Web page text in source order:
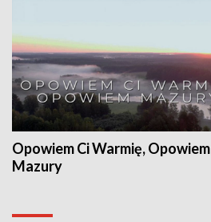
Opowiem Ci Warmię, Opowiem
Mazury